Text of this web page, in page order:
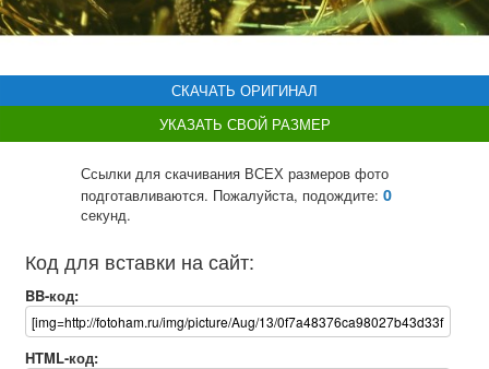
СКАЧАТЬ ОРИГИНАЛ
УКАЗАТЬ СВОЙ РАЗМЕР
Ссылки для скачивания ВСЕХ размеров фото
подготавливаются. Пожалуйста, подождите: 0
секунд.
Код для вставки на сайт:
BB-код:
HTML-код: